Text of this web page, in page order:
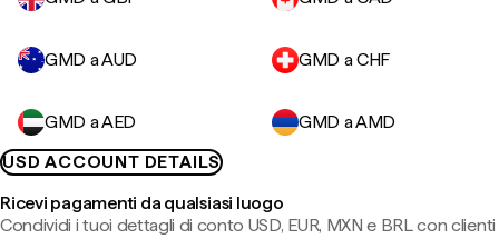
GMD a AUD GMD a CHF
GMD a AED
GMD a AMD
USD ACCOUNT DETAILS
Ricevi pagamenti da qualsiasi luogo
Condividi i tuoi dettagli di conto USD, EUR, MXN e BRL con clienti